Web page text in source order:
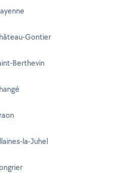
Gontier
Berthevin
la-Juhel